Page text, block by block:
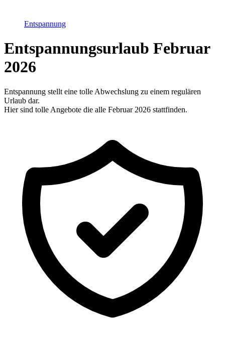
Entspannung
Entspannungsurlaub Februar
2026
Entspannung stellt eine tolle Abwechslung zu einem regulären
Urlaub dar.
Hier sind tolle Angebote die alle Februar 2026 stattfinden.